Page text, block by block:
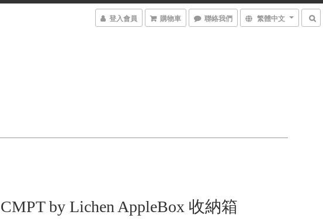
登入會員 購物車 聯絡我們 繁體中文
CMPT by Lichen AppleBox 收納箱